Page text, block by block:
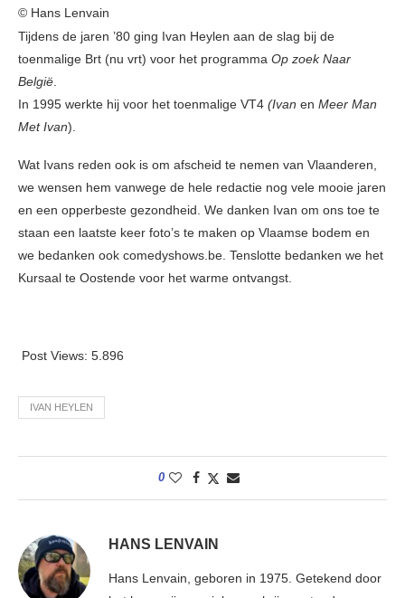
© Hans Lenvain
Tijdens de jaren ’80 ging Ivan Heylen aan de slag bij de
toenmalige Brt (nu vrt) voor het programma Op zoek Naar
België.
In 1995 werkte hij voor het toenmalige VT4 (Ivan en Meer Man
Met Ivan).
Wat Ivans reden ook is om afscheid te nemen van Vlaanderen,
we wensen hem vanwege de hele redactie nog vele mooie jaren
en een opperbeste gezondheid. We danken Ivan om ons toe te
staan een laatste keer foto’s te maken op Vlaamse bodem en
we bedanken ook comedyshows.be. Tenslotte bedanken we het
Kursaal te Oostende voor het warme ontvangst.
Post Views: 5.896
IVAN HEYLEN
0
HANS LENVAIN
Hans Lenvain, geboren in 1975. Getekend door